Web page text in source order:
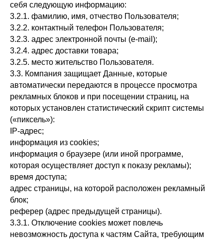
себя следующую информацию:
3.2.1. фамилию, имя, отчество Пользователя;
3.2.2. контактный телефон Пользователя;
3.2.3. адрес электронной почты (e-mail);
3.2.4. адрес доставки товара;
3.2.5. место жительство Пользователя.
3.3. Компания защищает Данные, которые
автоматически передаются в процессе просмотра
рекламных блоков и при посещении страниц, на
которых установлен статистический скрипт системы
(«пиксель»):
IP-адрес;
информация из cookies;
информация о браузере (или иной программе,
которая осуществляет доступ к показу рекламы);
время доступа;
адрес страницы, на которой расположен рекламный
блок;
реферер (адрес предыдущей страницы).
3.3.1. Отключение cookies может повлечь
невозможность доступа к частям Сайта, требующим